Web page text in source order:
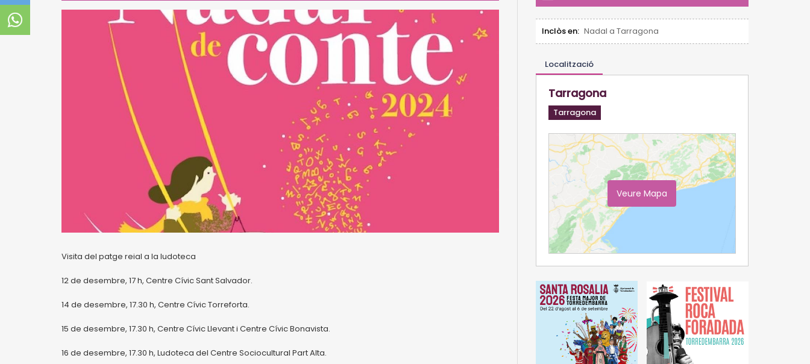
Visita del patge reial a la ludoteca
12 de desembre, 17 h, Centre Cívic Sant Salvador.
14 de desembre, 17.30 h, Centre Cívic Torreforta.
15 de desembre, 17.30 h, Centre Cívic Llevant i Centre Cívic Bonavista.
16 de desembre, 17.30 h, Ludoteca del Centre Sociocultural Part Alta.
Inclòs en: Nadal a Tarragona
Localització
Tarragona
Tarragona
Veure Mapa